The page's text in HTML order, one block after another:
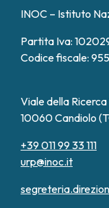
INOC – Istituto
Partita Iva:
Codice fiscale:
Viale della Ricerca
10060 Candiolo
+39 011 99 33 111
urp@inoc.it